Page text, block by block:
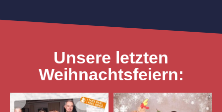
Unsere letzten
Weihnachtsfeiern: